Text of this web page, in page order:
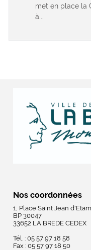
met en place la
à...
Nos coordonnées
1, Place Saint Jean
BP 30047
33652 LA BREDE CEDEX
Tél. : 05 57 97 18 58
Fax : 05 57 97 18 50